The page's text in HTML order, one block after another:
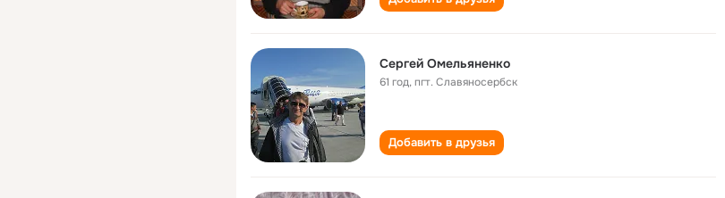
Сергей Омельяненко
61 год,пгт. Славяносербск
Добавить в друзья